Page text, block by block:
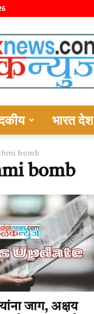
thalaknews
भारत देश
bomb
bomb
जाग, अक्षय